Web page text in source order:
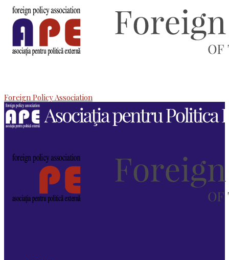
Foreign Policy Association